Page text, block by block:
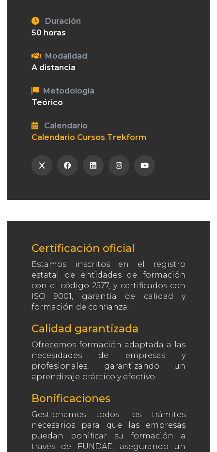
Duración
50 horas
Modalidad
A distancia
Metodología
Teórico
Calendario
Calendario Cursos Trekform
Certificación oficial
Estamos inscritos en el registro
estatal de entidades de formación
con el código 2577, y certificados con
ISO 9001, garantía de calidad y
formación de confianza.
Calidad garantizada
Ofrecemos formación adaptada a las
necesidades de empresas y
profesionales, garantizando un
aprendizaje práctico y efectivo.
Bonificaciones
Gestionamos todos los trámites
necesarios para que las empresas
puedan bonificar su formación a
través de FUNDAE, asegurando un